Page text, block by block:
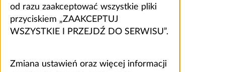
od razu zaakceptować wszystkie pliki
przyciskiem „ZAAKCEPTUJ
WSZYSTKIE I PRZEJDŹ DO SERWISU”.
Zmiana ustawień oraz więcej informacji